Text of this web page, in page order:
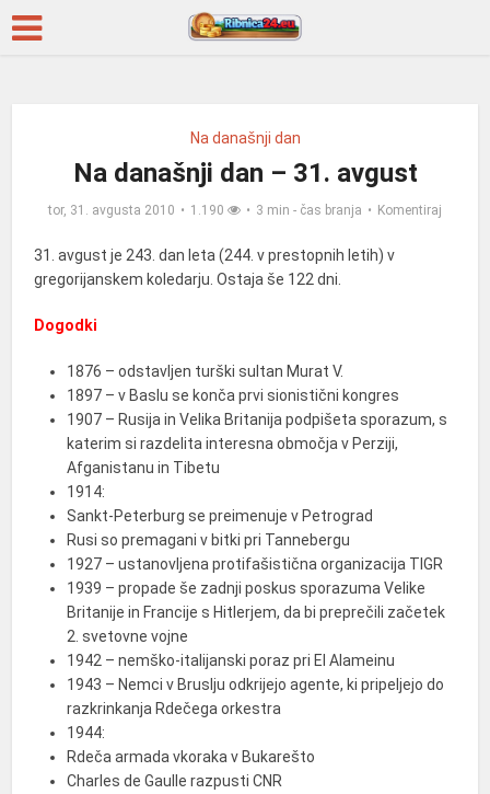
Na današnji dan
Na današnji dan – 31. avgust
tor, 31. avgusta 2010 1.190 3 min - čas branja Komentiraj
31. avgust je 243. dan leta (244. v prestopnih letih) v
gregorijanskem koledarju. Ostaja še 122 dni.
Dogodki
1876 – odstavljen turški sultan Murat V.
1897 – v Baslu se konča prvi sionistični kongres
1907 – Rusija in Velika Britanija podpišeta sporazum, s
katerim si razdelita interesna območja v Perziji,
Afganistanu in Tibetu
1914:
Sankt-Peterburg se preimenuje v Petrograd
Rusi so premagani v bitki pri Tannebergu
1927 – ustanovljena protifašistična organizacija TIGR
1939 – propade še zadnji poskus sporazuma Velike
Britanije in Francije s Hitlerjem, da bi preprečili začetek
2. svetovne vojne
1942 – nemško-italijanski poraz pri El Alameinu
1943 – Nemci v Bruslju odkrijejo agente, ki pripeljejo do
razkrinkanja Rdečega orkestra
1944:
Rdeča armada vkoraka v Bukarešto
Charles de Gaulle razpusti CNR